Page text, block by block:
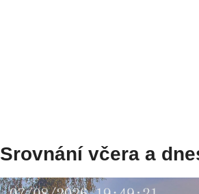
Srovnání včera a